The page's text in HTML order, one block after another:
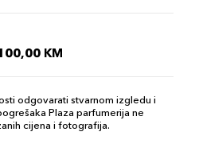
KM
odgovarati stvarnom izgledu i
Plaza parfumerija ne
cijena i fotografija.